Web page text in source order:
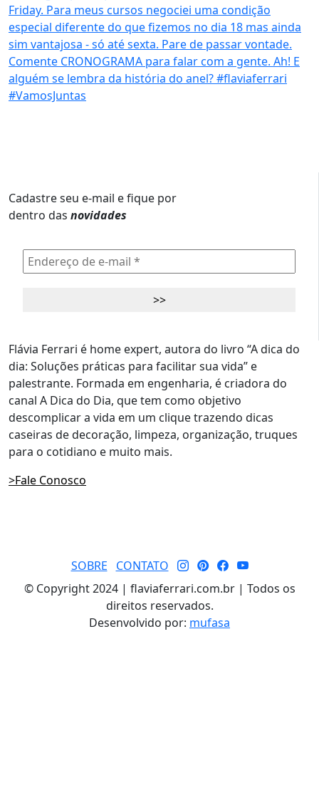
Cadastre seu e-mail e fique por
dentro das novidades
Flávia Ferrari é home expert, autora do livro “A dica do
dia: Soluções práticas para facilitar sua vida” e
palestrante. Formada em engenharia, é criadora do
canal A Dica do Dia, que tem como objetivo
descomplicar a vida em um clique trazendo dicas
caseiras de decoração, limpeza, organização, truques
para o cotidiano e muito mais.
>Fale Conosco
SOBRE
CONTATO
© Copyright 2024 | flaviaferrari.com.br | Todos os
direitos reservados.
Desenvolvido por: mufasa